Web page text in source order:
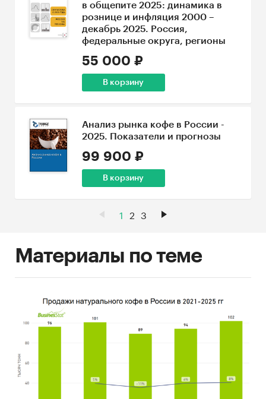
в общепите 2025: динамика в
рознице и инфляция 2000 –
декабрь 2025. Россия,
федеральные округа, регионы
55 000 ₽
В корзину
Анализ рынка кофе в России -
2025. Показатели и прогнозы
99 900 ₽
В корзину
1 2 3
Материалы по теме